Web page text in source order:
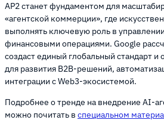
AP2 станет фундаментом для
«агентской коммерции», где
выполнять ключевую роль в
финансовыми операциями. Google
создаст единый глобальный стандарт
для развития B2B-решений,
интеграции с Web3-экосистемой.
Подробнее о тренде на внедрение AI-
можно почитать в специальном